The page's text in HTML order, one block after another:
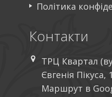
Політика
Контакти
ТРЦ Квартал
Євгенія
Маршрут в